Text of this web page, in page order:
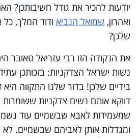
יודעות להכיר את גודל חשיבותכן?
ואהרון, שמואל הנביא ודוד המלך,
שלכן?
את הנקודה הזו רבי עזריאל טאובר
נשות ישראל הצדקניות: בזכותכן
בידיים שלכן! בדור שלנו התקווה היא
דווקא אותם נשים צדקניות ששומרות
שמעמידות לאבא שבשמיים עוד
ומגדלות אותן לאביהם שבשמיים. לא